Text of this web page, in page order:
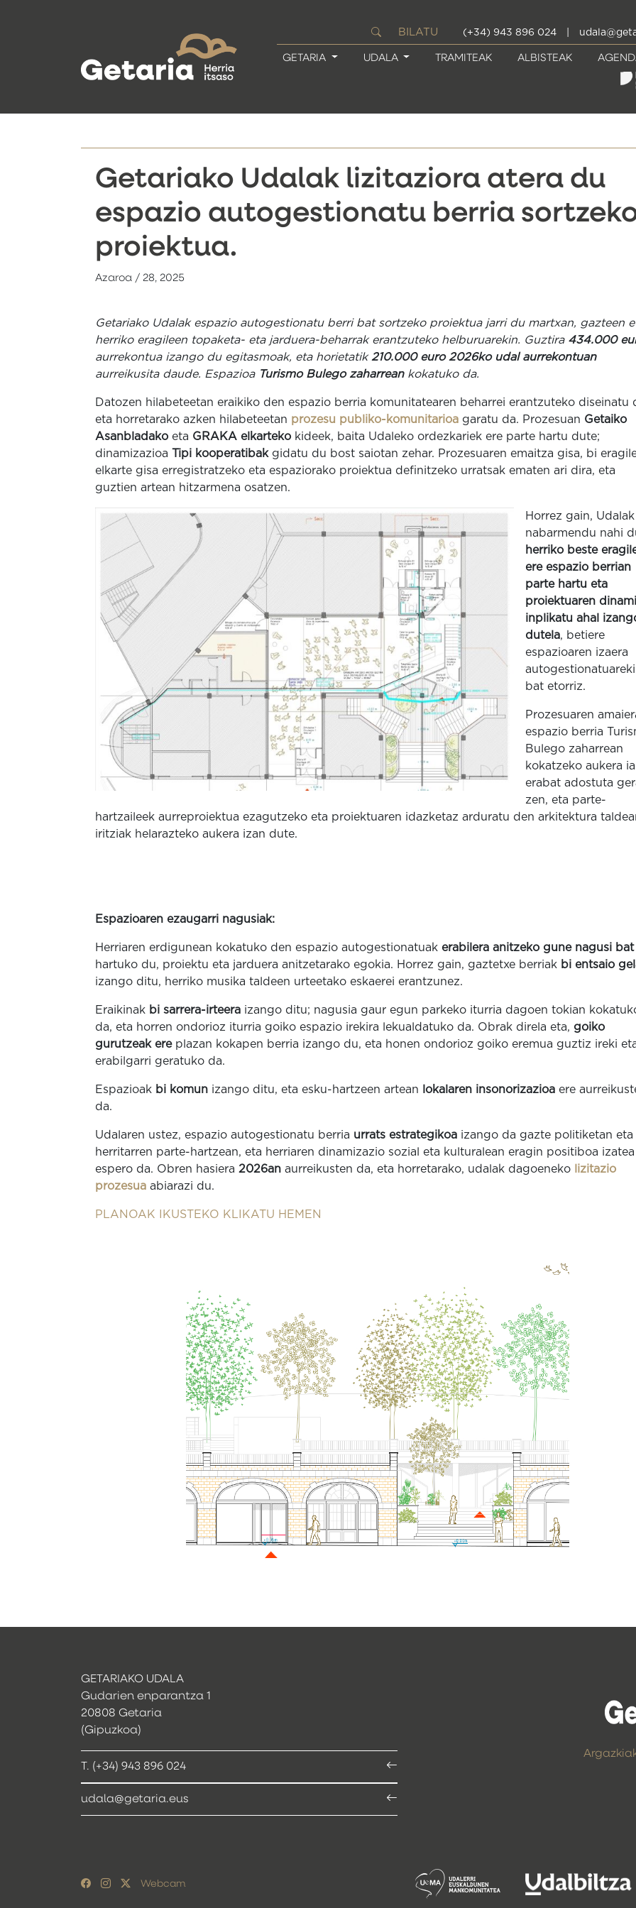
BILATU (+34) 943 896 024
GETARIA UDALA TRAMITEAK ALBISTEAK
Getariako Udalak lizitaziora atera du
espazio autogestionatu berria
proiektua.
Azaroa / 28, 2025
Getariako Udalak espazio autogestionatu berri bat sortzeko proiektua jarri du martxan, gazteen
herriko eragileen topaketa- eta jarduera-beharrak erantzuteko helburuarekin. Guztira 434.000
aurrekontua izango du egitasmoak, eta horietatik 210.000 euro 2026ko udal aurrekontuan
aurreikusita daude. Espazioa Turismo Bulego zaharreankokatuko da.
Datozen hilabeteetan eraikiko den espazio berria komunitatearen beharrei erantzuteko diseinatu
eta horretarako azken hilabeteetan prozesu publiko-komunitarioa garatu da. Prozesuan Getaiko
Asanbladako eta GRAKA elkarteko kideek, baita Udaleko ordezkariek ere parte hartu dute;
dinamizazioa Tipi kooperatibakgidatu du bost saiotan zehar. Prozesuaren emaitza gisa, bi
elkarte gisa erregistratzeko eta espaziorako proiektua definitzeko urratsak ematen ari dira, eta
guztien artean hitzarmena osatzen.
Horrez gain, Udalak
nabarmendu nahi
herriko beste
ere espazio berrian
parte hartu eta
proiektuaren
inplikatu ahal
dutela, betiere
espazioaren izaera
bat etorriz.
Prozesuaren
espazio berria
Bulego zaharrean
kokatzeko aukera ia
erabat adostuta
zen, eta parte-
hartzaileek aurreproiektua ezagutzeko eta proiektuaren idazketaz arduratu den arkitektura
iritziak helarazteko aukera izan dute.
Espazioaren ezaugarri nagusiak:
Herriaren erdigunean kokatuko den espazio autogestionatuak erabilera anitzeko gune nagusi bat
hartuko du, proiektu eta jarduera anitzetarako egokia. Horrez gain, gaztetxe berriak bi entsaio
izango ditu, herriko musika taldeen urteetako eskaerei erantzunez.
Eraikinak bi sarrera-irteera izango ditu; nagusia gaur egun parkeko iturria dagoen tokian
da, eta horren ondorioz iturria goiko espazio irekira lekualdatuko da. Obrak direla eta, goiko
gurutzeak ereplazan kokapen berria izango du, eta honen ondorioz goiko eremua guztiz ireki
erabilgarri geratuko da.
Espazioak bi komun izango ditu, eta esku-hartzeen artean lokalaren insonorizazioa ere
da.
Udalaren ustez, espazio autogestionatu berria urrats estrategikoa izango da gazte politiketan eta
herritarren parte-hartzean, eta herriaren dinamizazio sozial eta kulturalean eragin positiboa izatea
espero da. Obren hasiera 2026an aurreikusten da, eta horretarako, udalak dagoeneko
lizitazio
prozesua abiarazi du.
PLANOAK IKUSTEKO KLIKATU HEMEN
GETARIAKO UDALA
Gudarien enparantza 1
20808 Getaria
(Gipuzkoa)
T. (+34) 943 896 024
udala@getaria.eus
Webcam